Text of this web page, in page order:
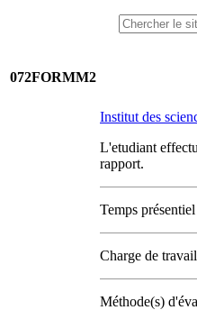
072FORMM2
Institut des
L'etudiant
rapport.
Temps
Charge de
Méthode(s)